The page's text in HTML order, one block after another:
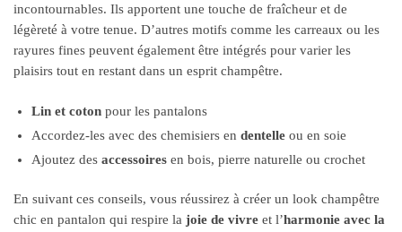
incontournables. Ils apportent une touche de fraîcheur et de
légèreté à votre tenue. D’autres motifs comme les carreaux ou les
rayures fines peuvent également être intégrés pour varier les
plaisirs tout en restant dans un esprit champêtre.
Lin et coton pour les pantalons
Accordez-les avec des chemisiers en dentelle ou en soie
Ajoutez des accessoires en bois, pierre naturelle ou crochet
En suivant ces conseils, vous réussirez à créer un look champêtre
chic en pantalon qui respire la joie de vivre et l’harmonie avec la